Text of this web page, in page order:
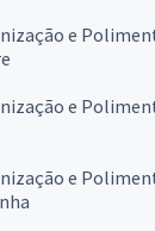
e
e
e